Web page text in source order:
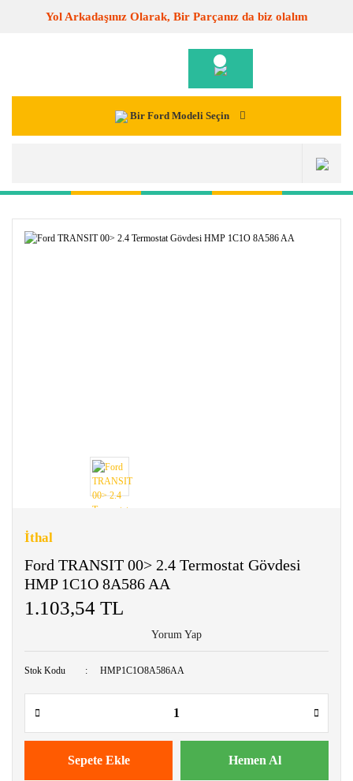
Yol Arkadaşınız Olarak, Bir Parçanız da biz olalım
Bir Ford Modeli Seçin
İthal
Ford TRANSIT 00> 2.4 Termostat Gövdesi
HMP 1C1O 8A586 AA
1.103,54 TL
Yorum Yap
Stok Kodu HMP1C1O8A586AA
Sepete Ekle Hemen Al